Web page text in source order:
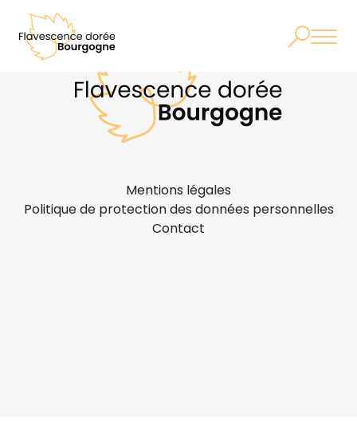
Mentions légales
Politique de protection des données personnelles
Contact